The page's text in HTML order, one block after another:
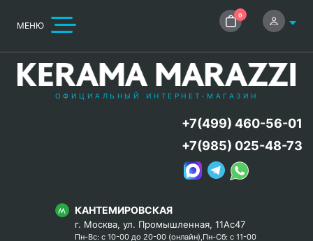
МЕНЮ
0
ОФИЦИАЛЬНЫЙ ИНТЕРНЕТ-МАГАЗИН
КАНТЕМИРОВСКАЯ
г. Москва, ул. Промышленная, 11Ас47
Пн-Вс: с 10-00 до 20-00 (онлайн),Пн-Сб: с 11-00
+7(499) 460-56-01
+7(985) 025-48-73